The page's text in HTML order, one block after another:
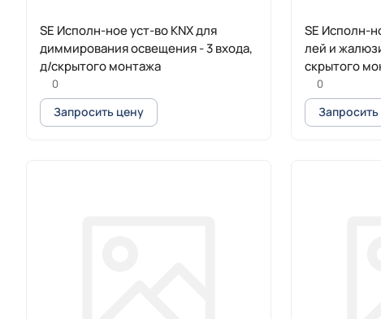
SE Исполн-ное уст-во KNX для
диммирования освещения - 3 входа,
д/скрытого монтажа
0
Запросить цену
SE Исполн-
лей и
скрытого
0